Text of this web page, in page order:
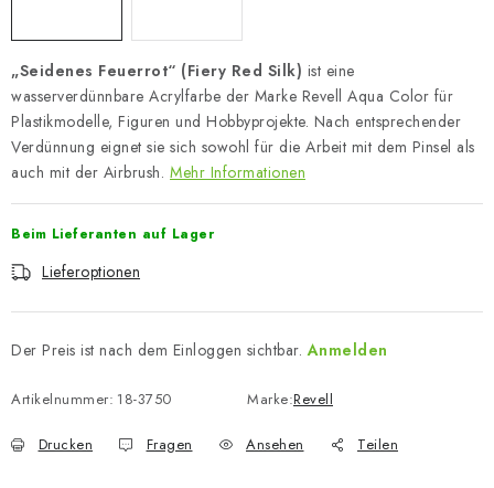
„Seidenes Feuerrot“ (Fiery Red Silk) ist eine
wasserverdünnbare Acrylfarbe der Marke Revell Aqua Color für
Plastikmodelle, Figuren und Hobbyprojekte. Nach entsprechender
Verdünnung eignet sie sich sowohl für die Arbeit mit dem Pinsel als
auch mit der Airbrush. Mehr Informationen
Beim Lieferanten auf Lager
Lieferoptionen
Der Preis ist nach dem Einloggen sichtbar.Anmelden
Artikelnummer: 18-3750 Marke:Revell
Drucken Fragen Ansehen Teilen